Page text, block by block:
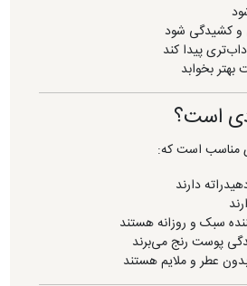
و کشیدگی شود
پیدا کند
بخوابد
است؟
مناسب است که:
دارند
سبک و روزانه هستند
پوست رنج می‌برند
عطر و ملایم هستند